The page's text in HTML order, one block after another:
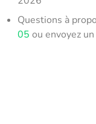
Questions à
05 ou envoyez